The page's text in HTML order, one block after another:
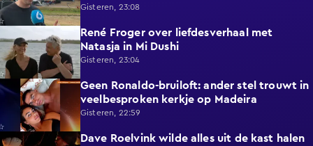
Gisteren, 23:08
René Froger over liefdesverhaal met
Natasja in Mi Dushi
Gisteren, 23:04
1:01
Geen Ronaldo-bruiloft: ander stel trouwt in
veelbesproken kerkje op Madeira
Gisteren, 22:59
1:37
Dave Roelvink wilde alles uit de kast halen